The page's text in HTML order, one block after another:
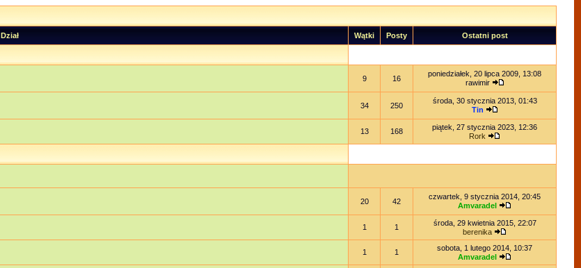
Dział Wątki Posty Ostatni post
9 16
poniedziałek, 20 lipca 2009, 13:08
rawimir
34 250
środa, 30 stycznia 2013, 01:43
Tin
13 168
piątek, 27 stycznia 2023, 12:36
Rork
20 42
czwartek, 9 stycznia 2014, 20:45
Amvaradel
1 1
środa, 29 kwietnia 2015, 22:07
berenika
1 1
sobota, 1 lutego 2014, 10:37
Amvaradel